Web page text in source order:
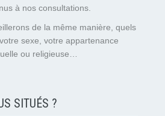
à nos consultations.
de la même manière, quels
sexe, votre appartenance
ou religieuse…
SITUÉS ?